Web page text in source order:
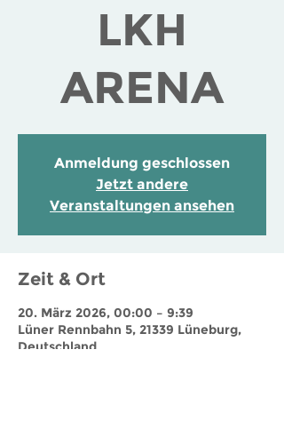
LKH
ARENA
Anmeldung geschlossen
Jetzt andere
Veranstaltungen ansehen
Zeit & Ort
20. März 2026, 00:00 – 9:39
Lüner Rennbahn 5, 21339 Lüneburg,
Deutschland